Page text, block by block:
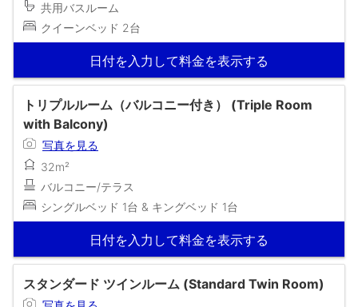
共用バスルーム
クイーンベッド 2台
日付を入力して料金を表示する
トリプルルーム（バルコニー付き） (Triple Room
with Balcony)
写真を見る
32m²
バルコニー/テラス
シングルベッド 1台 & キングベッド 1台
日付を入力して料金を表示する
スタンダード ツインルーム (Standard Twin Room)